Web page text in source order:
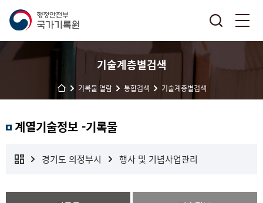
기술계층별검색
기록물 열람 통합검색 기술계층별검색
계열기술정보 -기록물
경기도 의정부시 행사 및 기념사업관리